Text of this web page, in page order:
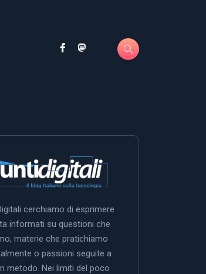
cerchiamo di esprimere
informati su questioni che
materie che pratichiamo
o passioni seguite a
metodo. Nei limiti del poco